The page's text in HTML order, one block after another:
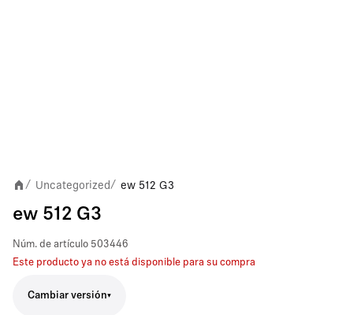
/ Uncategorized/ ew 512 G3
ew 512 G3
Núm. de artículo 503446
Este producto ya no está disponible para su compra
Cambiar versión